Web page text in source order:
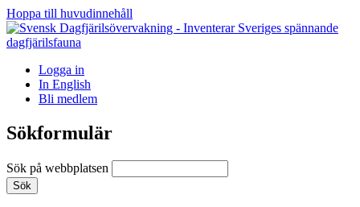
Hoppa till huvudinnehåll
Logga in
In English
Bli medlem
Sökformulär
Sök på webbplatsen